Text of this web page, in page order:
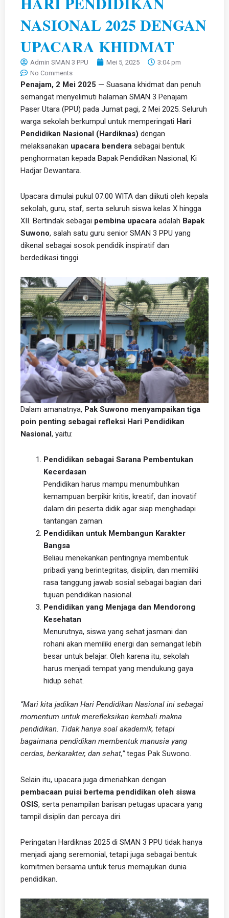
NASIONAL 2025 DENGAN
UPACARA KHIDMAT
Admin SMAN 3 PPU Mei 5, 2025
3:04 pm
No Comments
Penajam, 2 Mei 2025 — Suasana khidmat dan penuh
semangat menyelimuti halaman SMAN 3 Penajam
Paser Utara (PPU) pada Jumat pagi, 2 Mei 2025. Seluruh
warga sekolah berkumpul untuk memperingati Hari
Pendidikan Nasional (Hardiknas) dengan
melaksanakan upacara bendera sebagai bentuk
penghormatan kepada Bapak Pendidikan Nasional, Ki
Hadjar Dewantara.
Upacara dimulai pukul 07.00 WITA dan diikuti oleh kepala
sekolah, guru, staf, serta seluruh siswa kelas X hingga
XII. Bertindak sebagai pembina upacara adalah Bapak
Suwono, salah satu guru senior SMAN 3 PPU yang
dikenal sebagai sosok pendidik inspiratif dan
berdedikasi tinggi.
Dalam amanatnya, Pak Suwono menyampaikan tiga
poin penting sebagai refleksi Hari Pendidikan
Nasional, yaitu:
Pendidikan sebagai Sarana Pembentukan
Kecerdasan
Pendidikan harus mampu menumbuhkan
kemampuan berpikir kritis, kreatif, dan inovatif
dalam diri peserta didik agar siap menghadapi
tantangan zaman.
Pendidikan untuk Membangun Karakter
Bangsa
Beliau menekankan pentingnya membentuk
pribadi yang berintegritas, disiplin, dan memiliki
rasa tanggung jawab sosial sebagai bagian dari
tujuan pendidikan nasional.
Pendidikan yang Menjaga dan Mendorong
Kesehatan
Menurutnya, siswa yang sehat jasmani dan
rohani akan memiliki energi dan semangat lebih
besar untuk belajar. Oleh karena itu, sekolah
harus menjadi tempat yang mendukung gaya
hidup sehat.
“Mari kita jadikan Hari Pendidikan Nasional ini sebagai
momentum untuk merefleksikan kembali makna
pendidikan. Tidak hanya soal akademik, tetapi
bagaimana pendidikan membentuk manusia yang
cerdas, berkarakter, dan sehat,”tegas Pak Suwono.
Selain itu, upacara juga dimeriahkan dengan
pembacaan puisi bertema pendidikan oleh siswa
OSIS, serta penampilan barisan petugas upacara yang
tampil disiplin dan percaya diri.
Peringatan Hardiknas 2025 di SMAN 3 PPU tidak hanya
menjadi ajang seremonial, tetapi juga sebagai bentuk
komitmen bersama untuk terus memajukan dunia
pendidikan.